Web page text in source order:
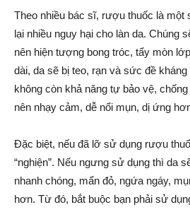
Theo nhiều bác sĩ, rượu thuốc là một
lại nhiều nguy hại cho làn da. Chúng
nên hiện tượng bong tróc, tẩy mòn
dài, da sẽ bị teo, rạn và sức đề
không còn khả năng tự bảo vệ,
nên nhạy cảm, dễ nổi mụn, dị ứng
Đặc biệt, nếu đã lỡ sử dụng rượu
“nghiện”. Nếu ngưng sử dụng thì da
nhanh chóng, mẩn đỏ, ngứa ngáy,
hơn. Từ đó, bắt buộc bạn phải sử